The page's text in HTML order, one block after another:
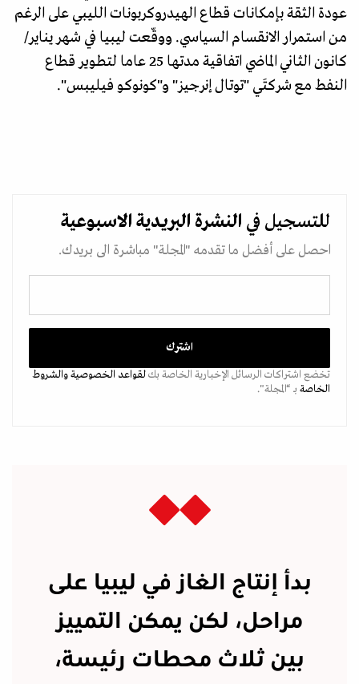
عودة الثقة بإمكانات قطاع الهيدروكربونات الليبي على الرغم
من استمرار الانقسام السياسي. ووقّعت ليبيا في شهر يناير/
كانون الثاني الماضي اتفاقية مدتها 25 عاما لتطوير قطاع
النفط مع شركتَي "توتال إنرجيز" و"كونوكو فيليبس".
للتسجيل في النشرة البريدية الاسبوعية
احصل على أفضل ما تقدمه "المجلة" مباشرة الى بريدك.
تخضع اشتراكات الرسائل الإخبارية الخاصة بكلقواعد الخصوصيةوالشروط
الخاصة بـ “المجلة".
بدأ إنتاج الغاز في ليبيا على
مراحل، لكن يمكن التمييز
بين ثلاث محطات رئيسة،